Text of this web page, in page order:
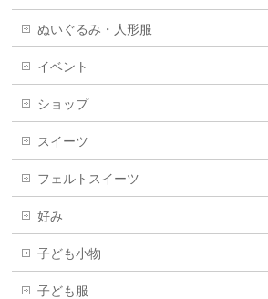
ぬいぐるみ・人形服
イベント
ショップ
スイーツ
フェルトスイーツ
好み
子ども小物
子ども服